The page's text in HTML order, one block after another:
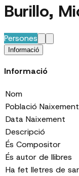
Burillo,
Persones
Informació
Informació
Nom
Població Naixement
Data Naixement
Descripció
És Compositor
És autor de llibres
Ha fet lletres de